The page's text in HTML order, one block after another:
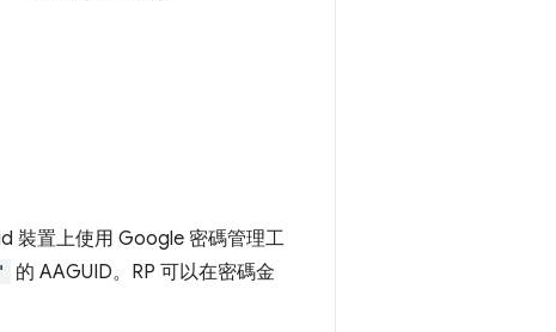
裝置上使用 Google 密碼管理工
的 AAGUID。RP 可以在密碼金